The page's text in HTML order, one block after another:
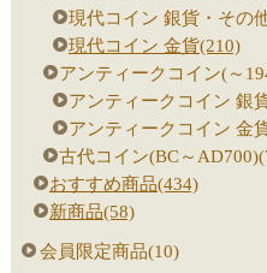
現代コイン 銀貨・その
現代コイン 金貨(210)
アンティークコイン(～
アンティークコイン 銀
アンティークコイン 金
古代コイン(BC～
おすすめ商品(434)
新商品(58)
会員限定商品(10)